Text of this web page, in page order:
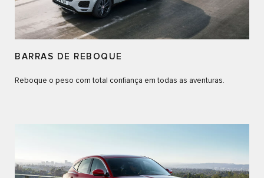
BARRAS DE REBOQUE
Reboque o peso com total confiança em todas as aventuras.